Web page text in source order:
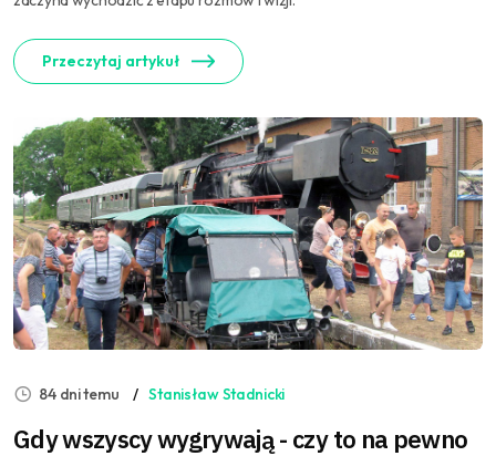
Przeczytaj artykuł
84 dni temu Stanisław Stadnicki
Gdy wszyscy wygrywają - czy to na pewno